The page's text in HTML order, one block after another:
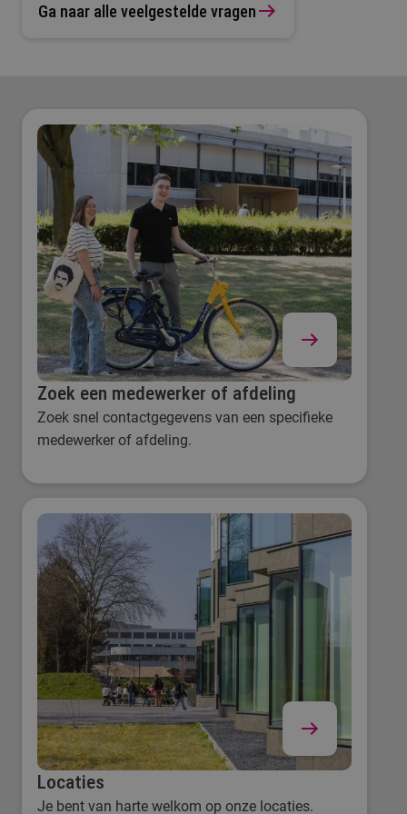
We werken niet met een reservelijst.
Start je op 1 september? Eerste incasso: ±25
inschrijving).
Zie ook: Collegegeld (fontys.nl/collegegeld)
Ga naar alle veelgestelde vragen
Zoek een medewerker of afdeling
Zoek snel contactgegevens van een specifieke
medewerker of afdeling.
Locaties
Je bent van harte welkom op onze locaties.